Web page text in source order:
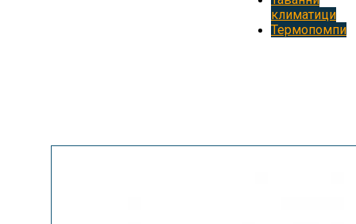
климатици
Термопомпи